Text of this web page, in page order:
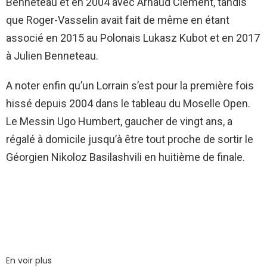
que Roger-Vasselin avait fait de même en étant
associé en 2015 au Polonais Lukasz Kubot et en 2017
à Julien Benneteau.
A noter enfin qu’un Lorrain s’est pour la première fois
hissé depuis 2004 dans le tableau du Moselle Open.
Le Messin Ugo Humbert, gaucher de vingt ans, a
régalé à domicile jusqu’à être tout proche de sortir le
Géorgien Nikoloz Basilashvili en huitième de finale.
En voir plus